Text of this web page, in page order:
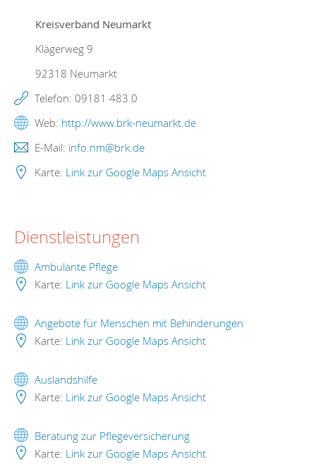
Kreisverband Neumarkt
Klägerweg 9
92318 Neumarkt
Telefon: 09181 483 0
Web: http://www.brk-neumarkt.de
E-Mail: info.nm@brk.de
Karte: Link zur Google Maps Ansicht
Dienstleistungen
Ambulante Pflege
Karte: Link zur Google Maps Ansicht
Angebote für Menschen mit Behinderungen
Karte: Link zur Google Maps Ansicht
Auslandshilfe
Karte: Link zur Google Maps Ansicht
Beratung zur Pflegeversicherung
Karte: Link zur Google Maps Ansicht